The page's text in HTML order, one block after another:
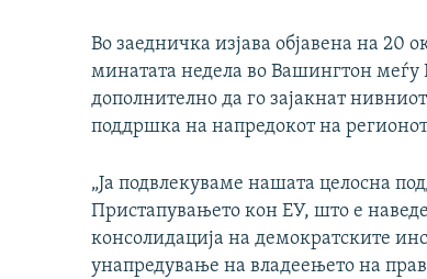
Во заедничка изјава објавена на 20
минатата недела во Вашингтон
дополнително да го зајакнат
поддршка на напредокот на
„Ја подвлекуваме нашата целосна
Пристапувањето кон ЕУ, што е
консолидација на демократските
унапредување на владеењето на